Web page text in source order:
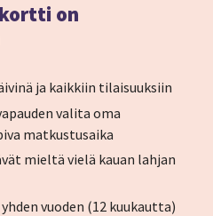
on
ja kaikkiin tilaisuuksiin
valita oma
matkustusaika
mieltä vielä kauan lahjan
vuoden (12 kuukautta)